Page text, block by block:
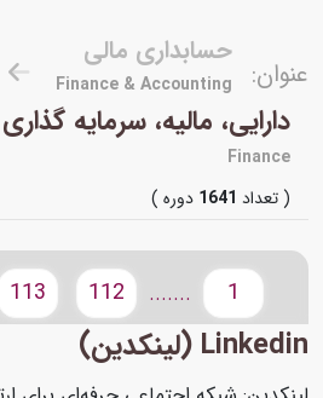
عنوان:
حسابداری مالی
Finance & Accounting
دارایی، مالیه، سرمایه گذاری
Finance
( تعداد1641 دوره )
.......
112
113
Linkedin (لینکدین)